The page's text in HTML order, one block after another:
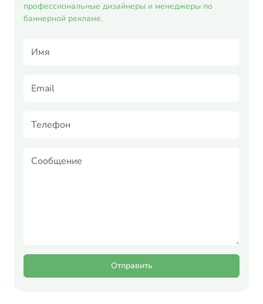
профессиональные дизайнеры и менеджеры по
баннерной рекламе.
Отправить